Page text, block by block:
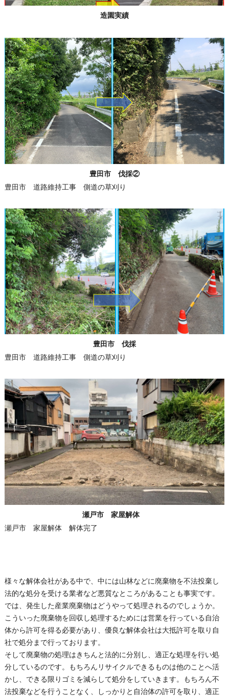
造園実績
豊田市 伐採②
豊田市 道路維持工事 側道の草刈り
豊田市 伐採
豊田市 道路維持工事 側道の草刈り
瀬戸市 家屋解体
瀬戸市 家屋解体 解体完了
様々な解体会社がある中で、中には山林などに廃棄物を不法投棄し
法的な処分を受ける業者など悪質なところがあることも事実です。
では、発生した産業廃棄物はどうやって処理されるのでしょうか。
こういった廃棄物を回収し処理するためには営業を行っている自治
体から許可を得る必要があり、優良な解体会社は大抵許可を取り自
社で処分まで行っております。
そして廃棄物の処理はきちんと法的に分別し、適正な処理を行い処
分しているのです。もちろんリサイクルできるものは他のことへ活
かし、できる限りゴミを減らして処分をしていきます。もちろん不
法投棄などを行うことなく、しっかりと自治体の許可を取り、適正